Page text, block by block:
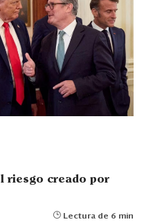
riesgo creado por
Lectura de 6 min